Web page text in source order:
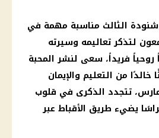
شنودة الثالث مناسبة مهمة في
لتذكر تعاليمه وسيرته
فريداً، سعى لنشر المحبة
خالدًا من التعليم والإيمان
ومع حلول 17 مارس، تتجدد الذكرى في قلوب
يضيء طريق الأقباط عبر